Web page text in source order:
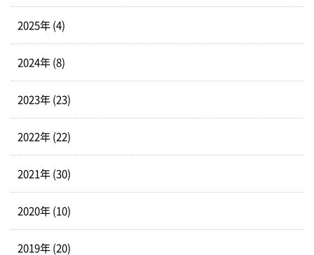
2025年 (4)
2024年 (8)
2023年 (23)
2022年 (22)
2021年 (30)
2020年 (10)
2019年 (20)